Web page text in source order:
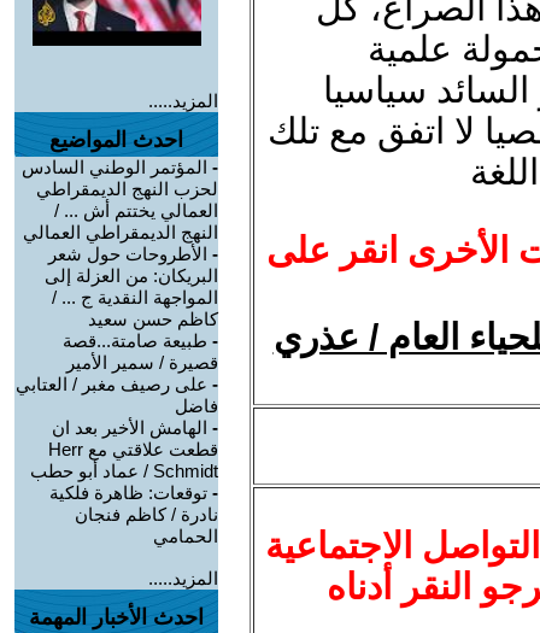
علمية
سياسيا
لا اتفق مع تلك
الأخرى انقر على
العام / عذري
الاجتماعية
النقر أدناه
المزيد.....
احدث المواضيع
- المؤتمر الوطني السادس
لحزب النهج الديمقراطي
العمالي يختتم أش ... /
النهج الديمقراطي العمالي
- الأطروحات حول شعر
البريكان: من العزلة إلى
المواجهة النقدية ج ... /
كاظم حسن سعيد
- طبيعة صامتة...قصة
قصيرة / سمير الأمير
- على رصيف مغبر / العتابي
فاضل
- الهامش الأخير بعد ان
قطعت علاقتي مع Herr
Schmidt / عماد أبو حطب
- توقعات: ظاهرة فلكية
نادرة / كاظم فنجان
الحمامي
المزيد.....
احدث الأخبار المهمة